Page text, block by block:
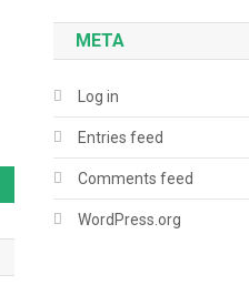
META
Log in
Entries feed
Comments feed
WordPress.org